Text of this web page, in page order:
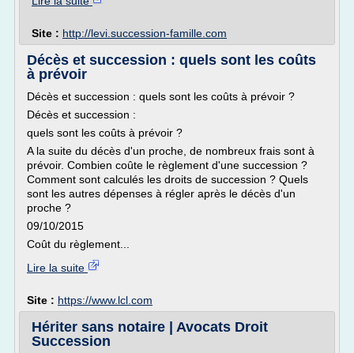
Site : http://levi.succession-famille.com
Décès et succession : quels sont les coûts
à prévoir
Décès et succession : quels sont les coûts à prévoir ?
Décès et succession :
quels sont les coûts à prévoir ?
A la suite du décès d'un proche, de nombreux frais sont à
prévoir. Combien coûte le règlement d'une succession ?
Comment sont calculés les droits de succession ? Quels
sont les autres dépenses à régler après le décès d'un
proche ?
09/10/2015
Coût du règlement...
Lire la suite
Site : https://www.lcl.com
Hériter sans notaire | Avocats Droit
Succession